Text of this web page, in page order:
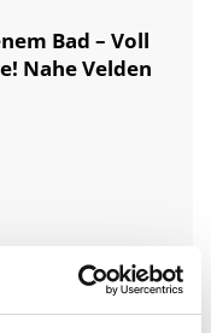
Bad – Voll
Nahe Velden